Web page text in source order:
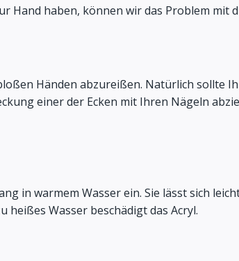
Hand haben, können wir das Problem mit
Händen abzureißen. Natürlich sollte
einer der Ecken mit Ihren Nägeln
in warmem Wasser ein. Sie lässt sich
heißes Wasser beschädigt das Acryl.